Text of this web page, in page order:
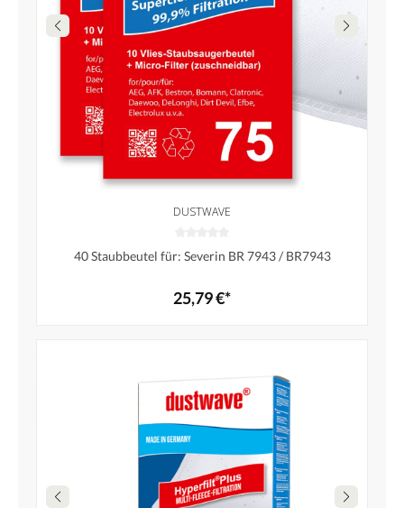
DUSTWAVE
40 Staubbeutel für: Severin BR 7943 / BR7943
25,79 €*